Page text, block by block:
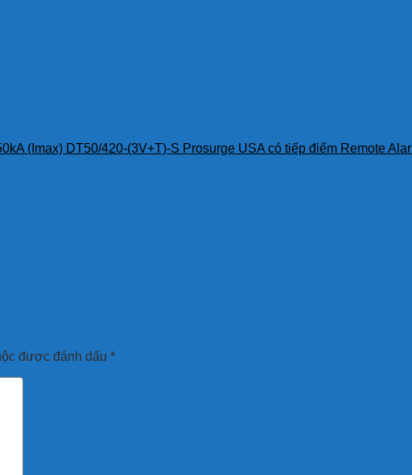
(Imax) DT50/420-(3V+T)-S Prosurge USA có tiếp điểm Remote
được đánh dấu *